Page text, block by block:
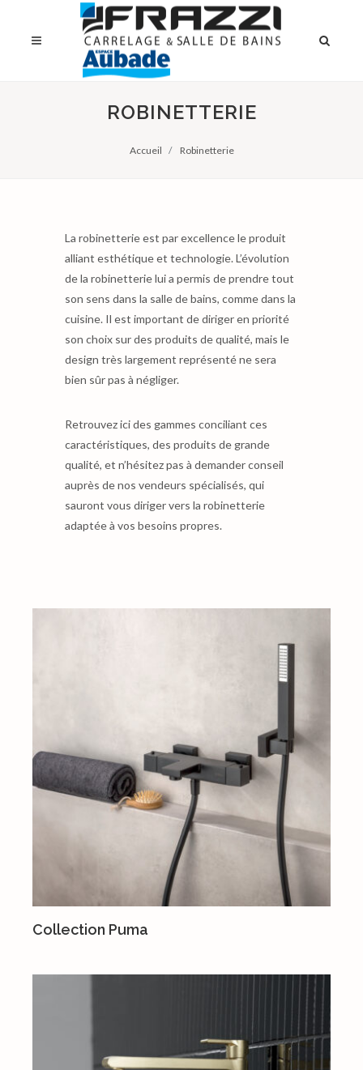
ROBINETTERIE
Accueil Robinetterie
La robinetterie est par excellence le produit
alliant esthétique et technologie. L’évolution
de la robinetterie lui a permis de prendre tout
son sens dans la salle de bains, comme dans la
cuisine. Il est important de diriger en priorité
son choix sur des produits de qualité, mais le
design très largement représenté ne sera
bien sûr pas à négliger.
Retrouvez ici des gammes conciliant ces
caractéristiques, des produits de grande
qualité, et n’hésitez pas à demander conseil
auprès de nos vendeurs spécialisés, qui
sauront vous diriger vers la robinetterie
adaptée à vos besoins propres.
Collection Puma